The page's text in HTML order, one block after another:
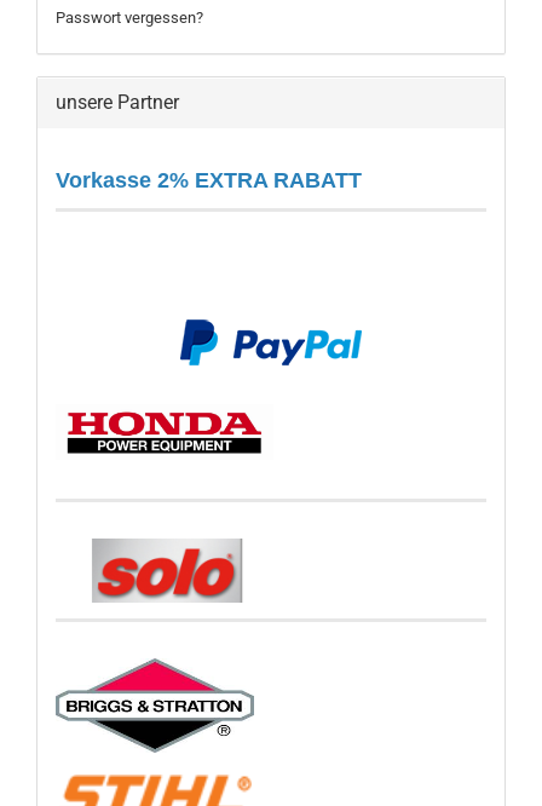
Passwort vergessen?
unsere Partner
Vorkasse 2% EXTRA RABATT